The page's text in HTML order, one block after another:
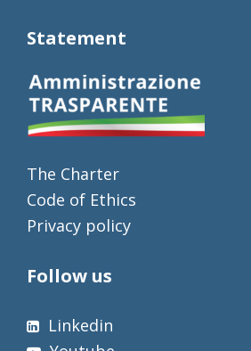
Statement
The Charter
Code of Ethics
Privacy policy
Follow us
Linkedin